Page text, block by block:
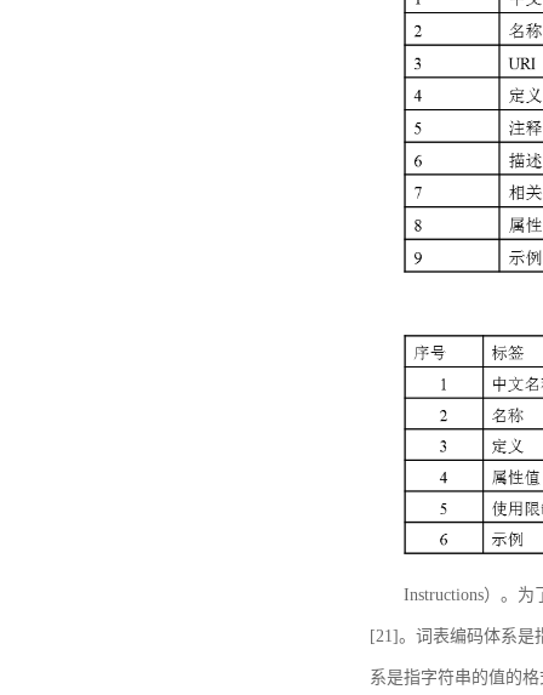
Instructions）。
[21]。词表编码体系是
系是指字符串的值的